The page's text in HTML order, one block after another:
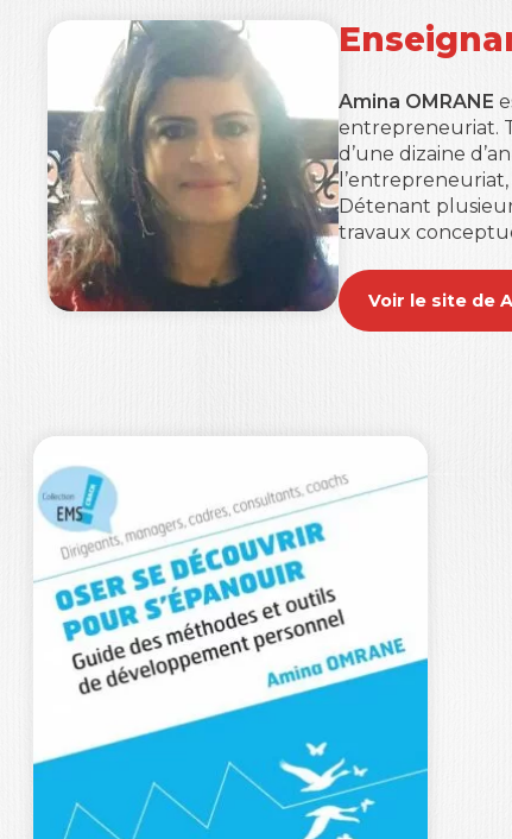
Amina OMRANE
entrepreneuriat.
d’une dizaine
Détenant
travaux
Voir le site de